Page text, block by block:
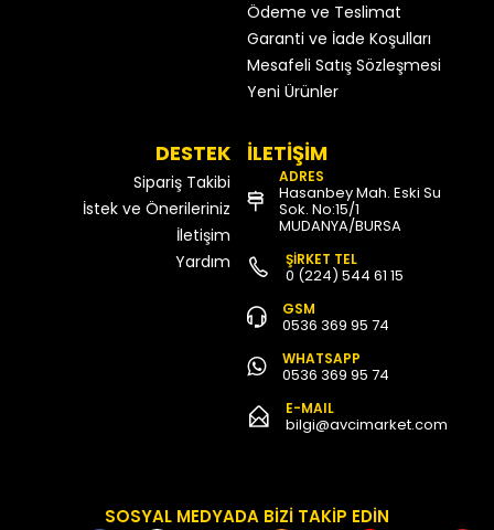
Ödeme ve Teslimat
Garanti ve İade Koşulları
Mesafeli Satış Sözleşmesi
Yeni Ürünler
DESTEK
Sipariş Takibi
İstek ve Önerileriniz
İletişim
Yardım
İLETİŞİM
ADRES
Hasanbey Mah. Eski Su
Sok. No:15/1
MUDANYA/BURSA
ŞİRKET TEL
0 (224) 544 61 15
GSM
0536 369 95 74
WHATSAPP
0536 369 95 74
E-MAIL
bilgi@avcimarket.com
SOSYAL MEDYADA BİZİ TAKİP EDİN